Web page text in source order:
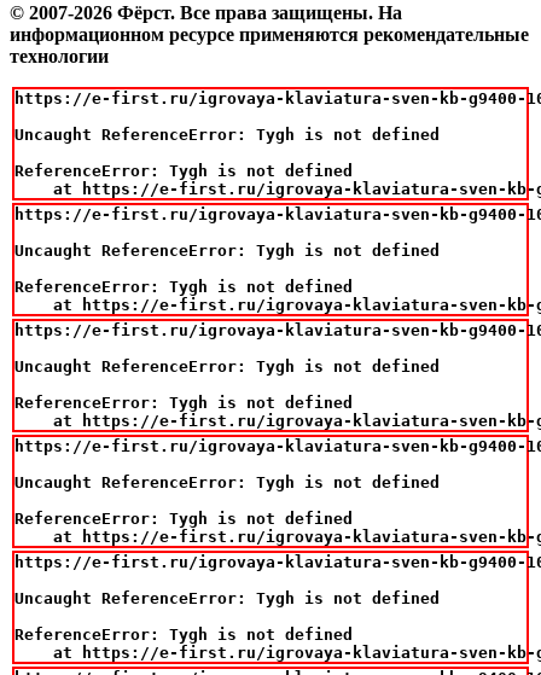
© 2007-2026 Фёрст. Все права защищены. На
информационном ресурсе применяются рекомендательные
технологии
https://e-first.ru/igrovaya-klaviatura-sven-kb-g9400-
Uncaught ReferenceError: Tygh is not defined
ReferenceError: Tygh is not defined
at https://e-first.ru/igrovaya-klaviatura-sven-
https://e-first.ru/igrovaya-klaviatura-sven-kb-g9400-
Uncaught ReferenceError: Tygh is not defined
ReferenceError: Tygh is not defined
at https://e-first.ru/igrovaya-klaviatura-sven-
https://e-first.ru/igrovaya-klaviatura-sven-kb-g9400-
Uncaught ReferenceError: Tygh is not defined
ReferenceError: Tygh is not defined
at https://e-first.ru/igrovaya-klaviatura-sven-
https://e-first.ru/igrovaya-klaviatura-sven-kb-g9400-
Uncaught ReferenceError: Tygh is not defined
ReferenceError: Tygh is not defined
at https://e-first.ru/igrovaya-klaviatura-sven-
https://e-first.ru/igrovaya-klaviatura-sven-kb-g9400-
Uncaught ReferenceError: Tygh is not defined
ReferenceError: Tygh is not defined
at https://e-first.ru/igrovaya-klaviatura-sven-